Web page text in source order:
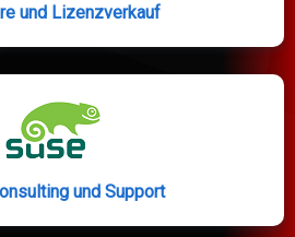
und Lizenzverkauf
und Support